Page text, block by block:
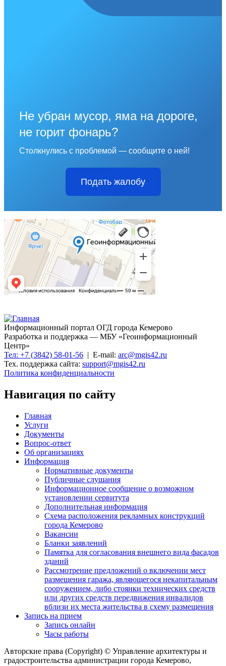
Не убран мусор, яма на дороге,
не горит фонарь?
Столкнулись с проблемой — сообщите о ней!
Подать жалобу
Информационный портал ОГД города Кемерово
Разработка и поддержка — МБУ «Геоинформационный
Центр»
Тел: +7 (3842) 58-01-56 | E-mail: arc@mgis42.ru
Тех. поддержка сайта: support@mgis42.ru
Политика конфиденциальности
Навигация по сайту
Главная
Услуги
Документы
Вопрос-ответ
Об организациях
Информация
Нормативные документы
Публичные слушания
Информационное сообщение о возможном
установлении сервитута
Дополнительная информация
Схема расположения рекламных конструкций
города Кемерово
Вакансии
Бланки заявлений
Памятка для согласования внешнего вида фасадов
зданий
Рассмотрение предложений о включении мест
размещения гаража, являющегося некапитальным
сооружением, либо стоянки технических средств
или других средств передвижения инвалидов
вблизи их места жительства в схему размещения
Запись на прием
Запись онлайн
Часы работы
Авторские права (Copyright) © Управление архитектуры и
градостроительства администрации города Кемерово,